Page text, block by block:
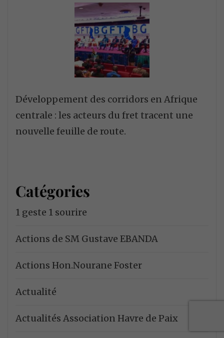
Développement des corridors en Afrique
centrale : les acteurs du fret tracent une
nouvelle feuille de route.
Catégories
1 geste 1 sourire
Actions de SM Gustave EBANDA
Actions Hon.Nourane Foster
Actualité
Actualités Association Havre de Paix